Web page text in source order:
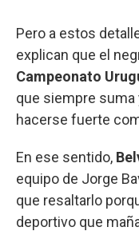
Pero a estos
explican que el
Campeonato
que siempre suma
hacerse fuerte
En ese sentido,
equipo de Jorge
que resaltarlo
deportivo que